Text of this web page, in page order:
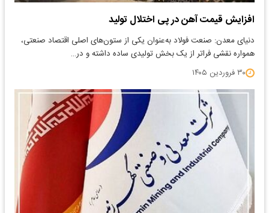
افزایش قیمت آهن در پی اختلال تولید
دنیای معدن: صنعت فولاد به‌عنوان یکی از ستون‌های اصلی اقتصاد صنعتی،
همواره نقشی فراتر از یک بخش تولیدی ساده داشته و در…
۳۰ فروردین ۱۴۰۵